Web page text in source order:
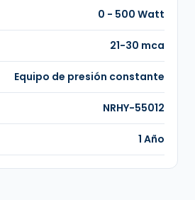
0 - 500 Watt
21-30 mca
Equipo de presión constante
NRHY-55012
1 Año